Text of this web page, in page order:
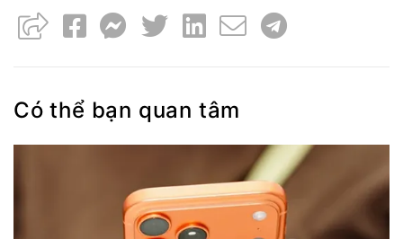
Có thể bạn quan tâm